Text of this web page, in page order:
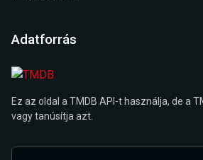
Adatforrás
Ez az oldal a TMDB API-t használja, de a
vagy tanúsítja azt.